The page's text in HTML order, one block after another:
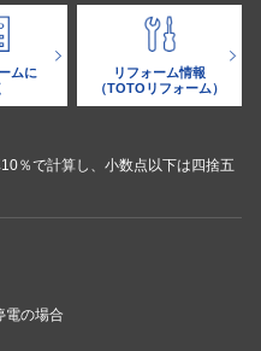
ムに
リフォーム情報
（TOTOリフォーム）
％で計算し、小数点以下は四捨五
電の場合